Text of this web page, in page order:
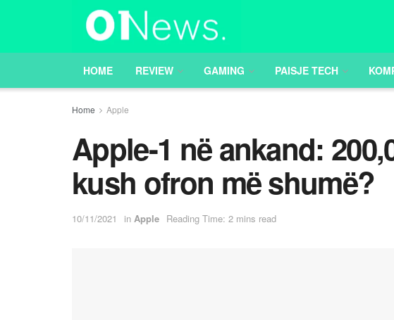
HOME REVIEW GAMING PAISJE TECH
Home Apple
Apple-1 në ankand:
kush ofron më shumë?
10/11/2021 in Apple Reading Time: 2 mins read